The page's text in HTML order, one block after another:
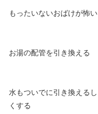
もったいないおばけが怖
お湯の配管を引き換える
水もついでに引き換える
くする